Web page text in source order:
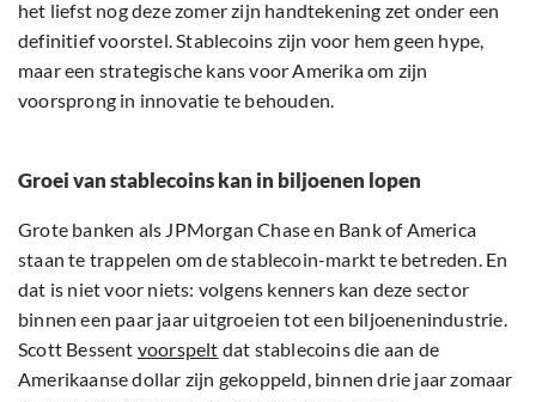
het liefst nog deze zomer zijn handtekening zet onder een
definitief voorstel. Stablecoins zijn voor hem geen hype,
maar een strategische kans voor Amerika om zijn
voorsprong in innovatie te behouden.
Groei van stablecoins kan in biljoenen lopen
Grote banken als JPMorgan Chase en Bank of America
staan te trappelen om de stablecoin-markt te betreden. En
dat is niet voor niets: volgens kenners kan deze sector
binnen een paar jaar uitgroeien tot een biljoenenindustrie.
Scott Bessent voorspelt dat stablecoins die aan de
Amerikaanse dollar zijn gekoppeld, binnen drie jaar zomaar